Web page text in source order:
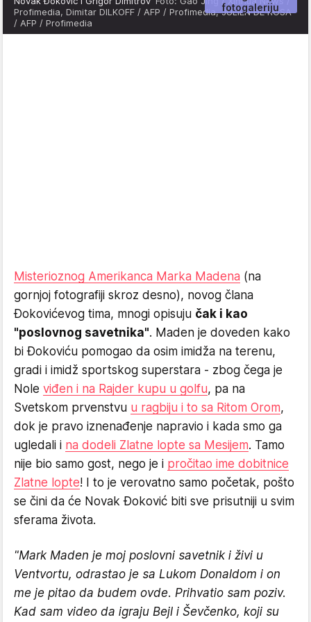
fotogaleriju
Profimedia, Dimitar DILKOFF / AFP / Profimedia, JULIEN DE ROSA
/ AFP / Profimedia
Misterioznog Amerikanca Marka Madena (na
gornjoj fotografiji skroz desno), novog člana
Đokovićevog tima, mnogi opisuju čak i kao
"poslovnog savetnika". Maden je doveden kako
bi Đokoviću pomogao da osim imidža na terenu,
gradi i imidž sportskog superstara - zbog čega je
Nole viđen i na Rajder kupu u golfu, pa na
Svetskom prvenstvu u ragbiju i to sa Ritom Orom,
dok je pravo iznenađenje napravio i kada smo ga
ugledali i na dodeli Zlatne lopte sa Mesijem. Tamo
nije bio samo gost, nego je i pročitao ime dobitnice
Zlatne lopte! I to je verovatno samo početak, pošto
se čini da će Novak Đoković biti sve prisutniji u svim
sferama života.
"Mark Maden je moj poslovni savetnik i živi u
Ventvortu, odrastao je sa Lukom Donaldom i on
me je pitao da budem ovde. Prihvatio sam poziv.
Kad sam video da igraju Bejl i Ševčenko, koji su